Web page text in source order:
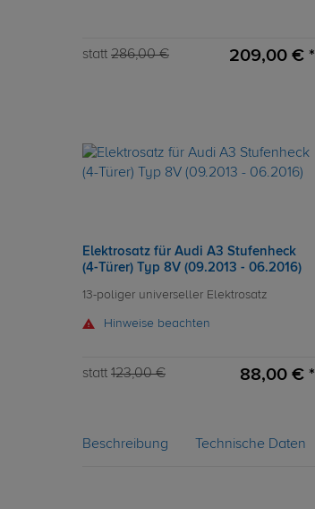
statt 286,00 € 209,00 € *
Elektrosatz für Audi A3 Stufenheck
(4-Türer) Typ 8V (09.2013 - 06.2016)
13-poliger universeller Elektrosatz
Hinweise beachten
statt 123,00 € 88,00 € *
Beschreibung Technische Daten